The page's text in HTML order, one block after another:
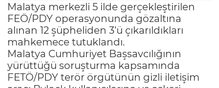
Malatya merkezli 5 ilde gerçekleştirilen
FEÖ/PDY operasyonunda gözaltına
alınan 12 şüpheliden 3’ü çıkarıldıkları
mahkemece tutuklandı.
Malatya Cumhuriyet Başsavcılığının
yürüttüğü soruşturma kapsamında
FETÖ/PDY terör örgütünün gizli iletişim